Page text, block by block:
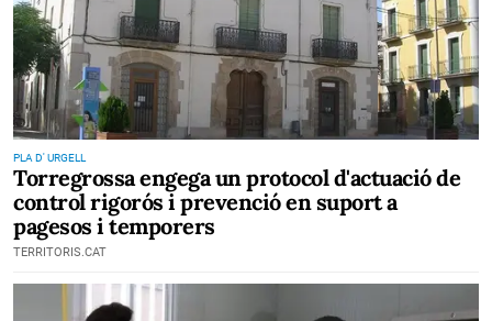
PLA D' URGELL
Torregrossa engega un protocol d'actuació de
control rigorós i prevenció en suport a
pagesos i temporers
TERRITORIS.CAT